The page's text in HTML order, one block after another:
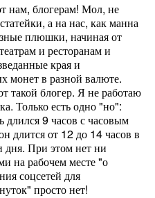
нам, блогерам! Мол, не
а на нас, как манна
плюшки, начиная от
и ресторанам и
края и
монет в разной валюте.
такой блогер. Я не работаю
Только есть одно "но":
длился 9 часов с часовым
длится от 12 до 14 часов в
дня. При этом нет ни
на рабочем месте "о
соцсетей для
просто нет!